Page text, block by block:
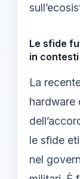
Le sfide
in
La
hardware
le sfide
nel